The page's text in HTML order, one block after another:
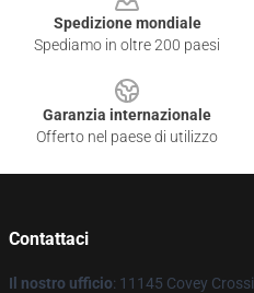
Spedizione mondiale
Spediamo in oltre 200 paesi
Garanzia internazionale
Offerto nel paese di utilizzo
Contattaci
Il nostro ufficio: 11145 Covey